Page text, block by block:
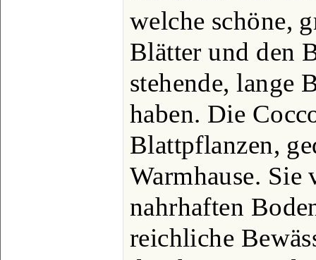
welche schöne,
Blätter und den
stehende, lange
haben. Die
Blattpflanzen,
Warmhause. Sie
nahrhaften
reichliche